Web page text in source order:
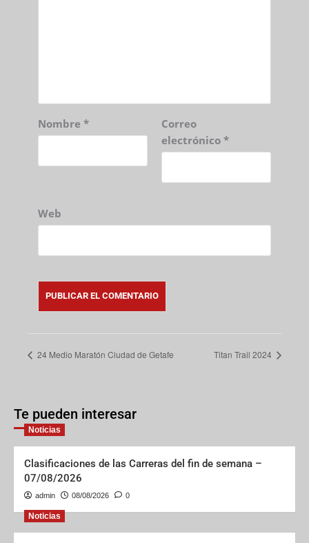
Nombre *
Correo
electrónico *
Web
24 Medio Maratón Ciudad de Getafe Titan Trail 2024
Te pueden interesar
Noticias
Clasificaciones de las Carreras del fin de semana –
07/08/2026
admin 08/08/2026 0
Noticias